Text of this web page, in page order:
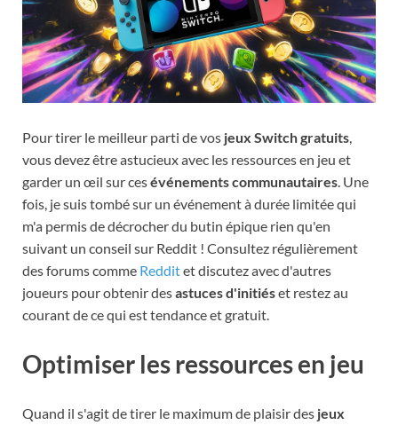
Pour tirer le meilleur parti de vos jeux Switch gratuits
vous devez être astucieux avec les ressources en jeu et
garder un œil sur cesévénements communautaires . Une
fois, je suis tombé sur un événement à durée limitée qui
m'a permis de décrocher du butin épique rien qu'en
suivant un conseil sur Reddit ! Consultez régulièrement
des forums comme Redditet discutez avec d'autres
joueurs pour obtenir desastuces d'initiéset restez au
courant de ce qui est tendance et gratuit.
Optimiser les ressources en jeu
Quand il s'agit de tirer le maximum de plaisir des jeux